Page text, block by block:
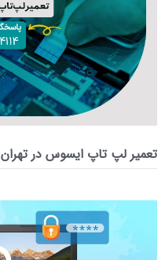
تعمیر لپ‌ تاپ ایسوس در تهران